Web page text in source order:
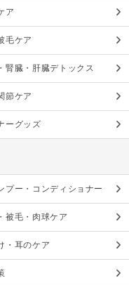
ア
毛ケア
腎臓・肝臓デトックス
節ケア
ーグッズ
プー・コンディショナー
被毛・肉球ケア
・耳のケア